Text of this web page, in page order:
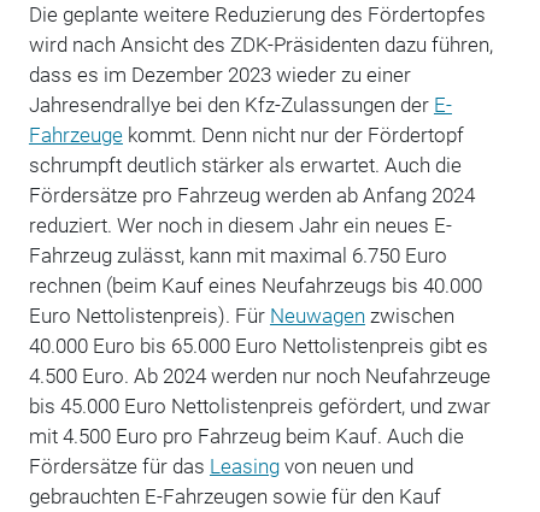
Die geplante weitere Reduzierung des Fördertopfes
wird nach Ansicht des ZDK-Präsidenten dazu führen,
dass es im Dezember 2023 wieder zu einer
Jahresendrallye bei den Kfz-Zulassungen der E-
Fahrzeugekommt. Denn nicht nur der Fördertopf
schrumpft deutlich stärker als erwartet. Auch die
Fördersätze pro Fahrzeug werden ab Anfang 2024
reduziert. Wer noch in diesem Jahr ein neues E-
Fahrzeug zulässt, kann mit maximal 6.750 Euro
rechnen (beim Kauf eines Neufahrzeugs bis 40.000
Euro Nettolistenpreis). Für Neuwagen zwischen
40.000 Euro bis 65.000 Euro Nettolistenpreis gibt es
4.500 Euro. Ab 2024 werden nur noch Neufahrzeuge
bis 45.000 Euro Nettolistenpreis gefördert, und zwar
mit 4.500 Euro pro Fahrzeug beim Kauf. Auch die
Fördersätze für das Leasingvon neuen und
gebrauchten E-Fahrzeugen sowie für den Kauf